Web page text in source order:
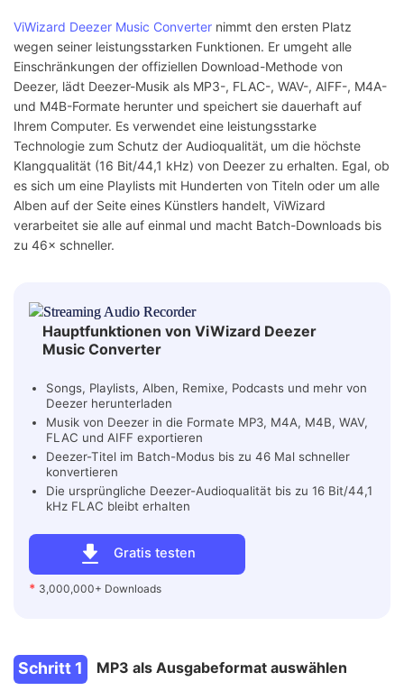
ViWizard Deezer Music Converter nimmt den ersten Platz
wegen seiner leistungsstarken Funktionen. Er umgeht alle
Einschränkungen der offiziellen Download-Methode von
Deezer, lädt Deezer-Musik als MP3-, FLAC-, WAV-, AIFF-, M4A-
und M4B-Formate herunter und speichert sie dauerhaft auf
Ihrem Computer. Es verwendet eine leistungsstarke
Technologie zum Schutz der Audioqualität, um die höchste
Klangqualität (16 Bit/44,1 kHz) von Deezer zu erhalten. Egal, ob
es sich um eine Playlists mit Hunderten von Titeln oder um alle
Alben auf der Seite eines Künstlers handelt, ViWizard
verarbeitet sie alle auf einmal und macht Batch-Downloads bis
zu 46× schneller.
Hauptfunktionen von ViWizard Deezer
Music Converter
Gratis testen
* 3,000,000+ Downloads
Songs, Playlists, Alben, Remixe, Podcasts und mehr von
Deezer herunterladen
Musik von Deezer in die Formate MP3, M4A, M4B, WAV,
FLAC und AIFF exportieren
Deezer-Titel im Batch-Modus bis zu 46 Mal schneller
konvertieren
Die ursprüngliche Deezer-Audioqualität bis zu 16 Bit/44,1
kHz FLAC bleibt erhalten
Schritt 1 MP3 als Ausgabeformat auswählen